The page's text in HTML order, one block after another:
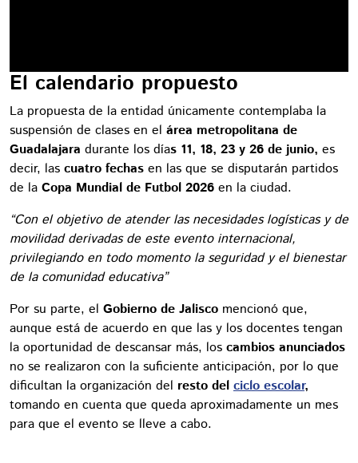
El calendario propuesto
La propuesta de la entidad únicamente contemplaba la
suspensión de clases en el área metropolitana de
Guadalajara durante los días 11, 18, 23 y 26 de junio, es
decir, las cuatro fechas en las que se disputarán partidos
de la Copa Mundial de Futbol 2026 en la ciudad.
“Con el objetivo de atender las necesidades logísticas y de
movilidad derivadas de este evento internacional,
privilegiando en todo momento la seguridad y el bienestar
de la comunidad educativa”
Por su parte, el Gobierno de Jalisco mencionó que,
aunque está de acuerdo en que las y los docentes tengan
la oportunidad de descansar más, los cambios anunciados
no se realizaron con la suficiente anticipación, por lo que
dificultan la organización del resto del ciclo escolar,
tomando en cuenta que queda aproximadamente un mes
para que el evento se lleve a cabo.